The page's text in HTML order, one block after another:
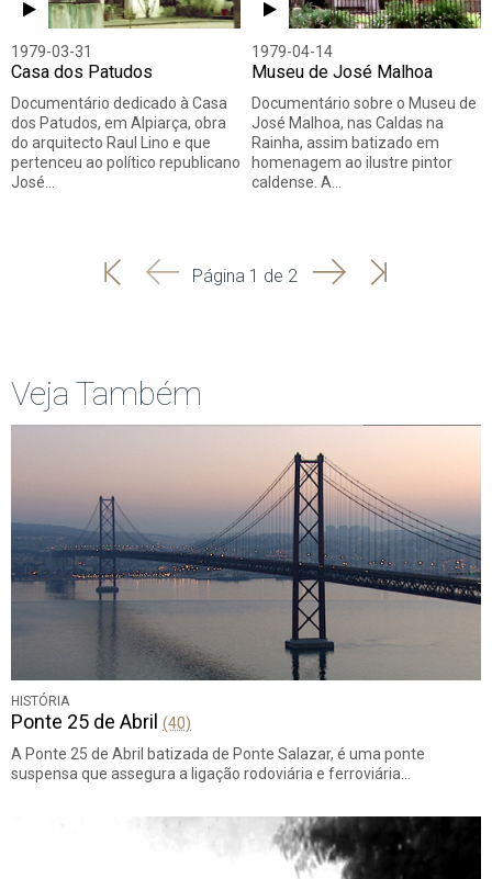
1979-03-31
Casa dos Patudos
Documentário dedicado à Casa
dos Patudos, em Alpiarça, obra
do arquitecto Raul Lino e que
pertenceu ao político republicano
José…
1979-04-14
Museu de José Malhoa
Documentário sobre o Museu de
José Malhoa, nas Caldas na
Rainha, assim batizado em
homenagem ao ilustre pintor
caldense. A…
'
'
Página 1 de 2 SeguinteÚltima
Veja Também
HISTÓRIA
Ponte 25 de Abril (40)
A Ponte 25 de Abril batizada de Ponte Salazar, é uma ponte
suspensa que assegura a ligação rodoviária e ferroviária…